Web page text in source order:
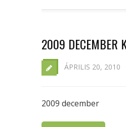
2009 DECEMBER
ÁPRILIS 20, 2010
2009 december